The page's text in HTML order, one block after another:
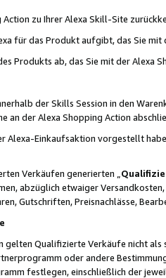
zu Ihrer Alexa Skill-Site
für das Produkt aufgibt, das Sie mit
Produkts ab, das Sie mit der Alexa
der Skills Session in den
an der Alexa Shopping Action
Einkaufsaktion vorgestellt
Verkäufen generierten „
abzüglich etwaiger
Gutschriften, Preisnachlässe,
gelten Qualifizierte Verkäufe nicht
oder andere
festlegen, einschließlich der